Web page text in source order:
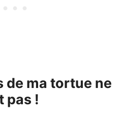
de ma tortue ne
pas !